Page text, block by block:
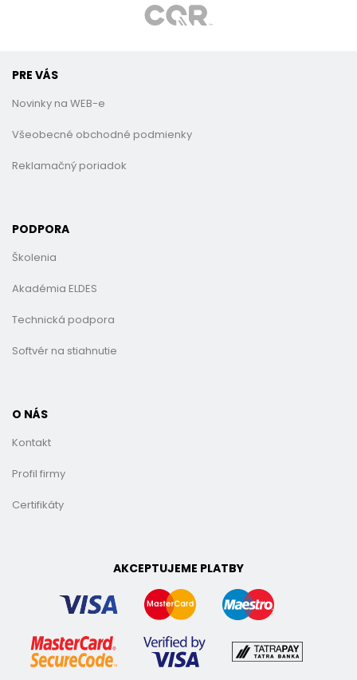
PRE VÁS
Novinky na WEB-e
Všeobecné obchodné podmienky
Reklamačný poriadok
PODPORA
Školenia
Akadémia ELDES
Technická podpora
Softvér na stiahnutie
O NÁS
Kontakt
Profil firmy
Certifikáty
AKCEPTUJEME PLATBY